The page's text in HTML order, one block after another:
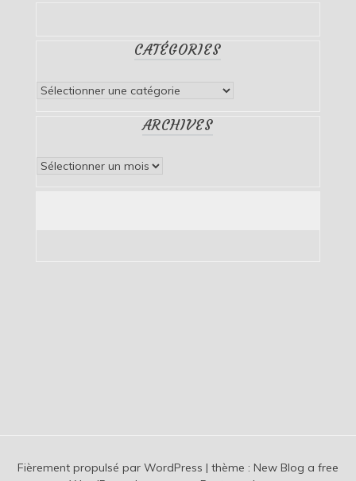
CATÉGORIES
Catégories
ARCHIVES
Archives
Fièrement propulsé par WordPress | thème : New Blog a free